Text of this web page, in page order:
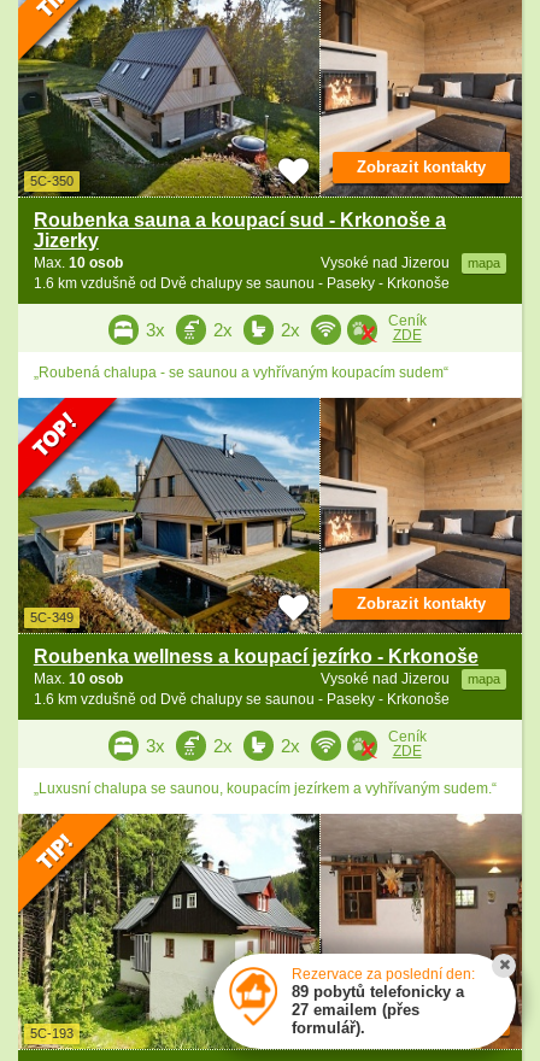
5C-350
Roubenka sauna a koupací sud - Krkonoše a
Jizerky
Vysoké nad Jizerou mapa
Max. 10 osob
1.6 km vzdušně od Dvě chalupy se saunou - Paseky - Krkonoše
Zobrazit kontakty
3x 2x 2x
Ceník
ZDE
„Roubená chalupa - se saunou a vyhřívaným koupacím sudem“
5C-349
Roubenka wellness a koupací jezírko - Krkonoše
Vysoké nad Jizerou mapa
Max. 10 osob
1.6 km vzdušně od Dvě chalupy se saunou - Paseky - Krkonoše
Zobrazit kontakty
3x 2x 2x
Ceník
ZDE
„Luxusní chalupa se saunou, koupacím jezírkem a vyhřívaným sudem.“
5C-193
Zobrazit kontakty
Rezervace za poslední den:
89 pobytů telefonicky a
27 emailem (přes
formulář).